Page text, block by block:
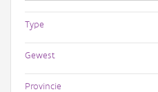
Type
Gewest
Provincie